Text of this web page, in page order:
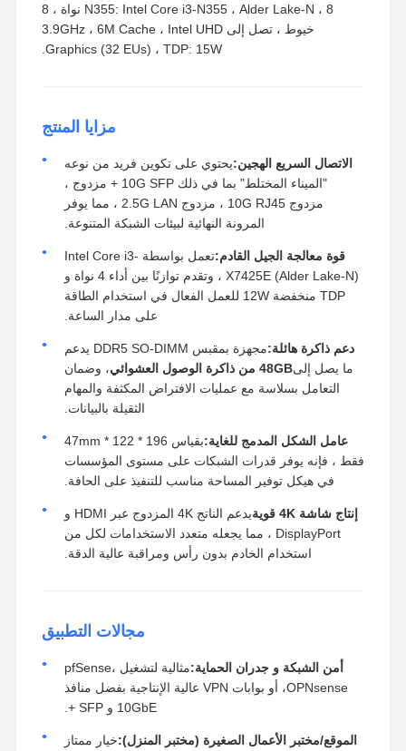
N355: Intel Core i3-N355 ، Alder Lake-N ، 8 نواة ، 8
خيوط ، تصل إلى 3.9GHz ، 6M Cache ، Intel UHD
Graphics (32 EUs) ، TDP: 15W.
مزايا المنتج
الاتصال السريع الهجين:يحتوي على تكوين فريد من نوعه
"الميناء المختلط" بما في ذلك 10G SFP + مزدوج ،
مزدوج 10G RJ45 ، مزدوج 2.5G LAN ، مما يوفر
المرونة النهائية لبيئات الشبكة المتنوعة.
قوة معالجة الجيل القادم:
تعمل بواسطة Intel Core i3-
X7425E (Alder Lake-N) ، وتقدم توازنًا بين أداء 4 نواة و
TDP منخفضة 12W للعمل الفعال في استخدام الطاقة
على مدار الساعة.
دعم ذاكرة هائلة:
مجهزة بمقبس DDR5 SO-DIMM يدعم
ما يصل إلى48GB من ذاكرة الوصول العشوائي
، وضمان
التعامل بسلاسة مع عمليات الافتراض المكثفة والمهام
الثقيلة بالبيانات.
عامل الشكل المدمج للغاية:
بقياس 196 * 122 * 47mm
فقط ، فإنه يوفر قدرات الشبكات على مستوى المؤسسات
في هيكل توفير المساحة مناسب للتنفيذ على الحافة.
إنتاج شاشة 4K قوية
يدعم الناتج 4K المزدوج عبر HDMI و
DisplayPort ، مما يجعله متعدد الاستخدامات لكل من
استخدام الخادم بدون رأس ومراقبة عالية الدقة.
مجالات التطبيق
أمن الشبكة و جدران الحماية:
مثالية لتشغيل pfSense،
OPNsense، أو بوابات VPN عالية الإنتاجية بفضل منافذ
10GbE و SFP +.
الموقع/مختبر الأعمال الصغيرة (مختبر المنزل):خيار ممتاز